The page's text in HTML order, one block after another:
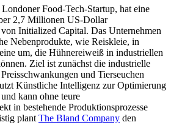
Food-Tech-Startup, hat eine
2,7 Millionen US-Dollar
Initialized Capital. Das Unternehmen
Nebenprodukte, wie Reiskleie, in
um, die Hühnereiweiß in industriellen
Ziel ist zunächst die industrielle
und Tierseuchen
Künstliche Intelligenz zur Optimierung
kann ohne teure
in bestehende Produktionsprozesse
plant The Bland Company den